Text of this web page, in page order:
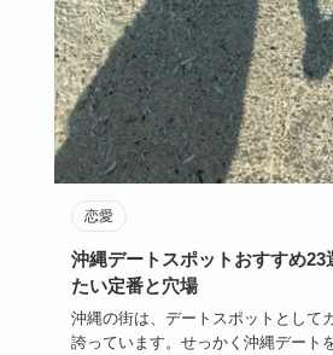
恋愛
沖縄デートスポットおすすめ23
たい定番と穴場
沖縄の街は、デートスポットとして
誇っています。せっかく沖縄デート